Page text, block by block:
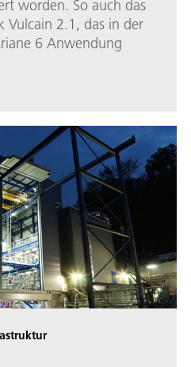
worden. So auch das
Vulcain 2.1, das in der
6 Anwendung